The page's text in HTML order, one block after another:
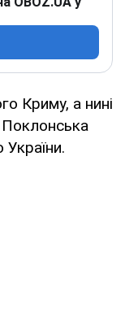
Криму, а нині